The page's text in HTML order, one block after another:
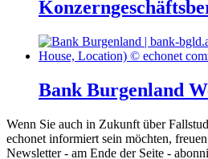
Bank Burgenland
Wenn Sie auch in Zukunft über
echonet informiert sein möchten,
Newsletter - am Ende der Seite -